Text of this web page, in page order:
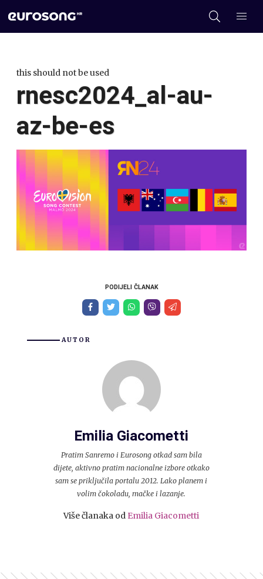
this should not be used
rnesc2024_al-au-
az-be-es
PODIJELI ČLANAK
AUTOR
Emilia Giacometti
Pratim Sanremo i Eurosong otkad sam bila
dijete, aktivno pratim nacionalne izbore otkako
sam se priključila portalu 2012. Lako planem i
volim čokoladu, mačke i lazanje.
Više članaka od Emilia Giacometti